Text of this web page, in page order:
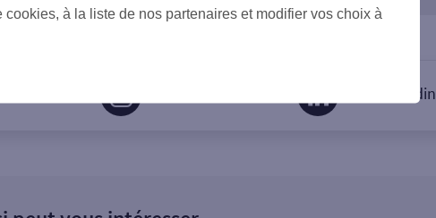
sur Linkedin
à la liste de nos partenaires et modifier vos choix à